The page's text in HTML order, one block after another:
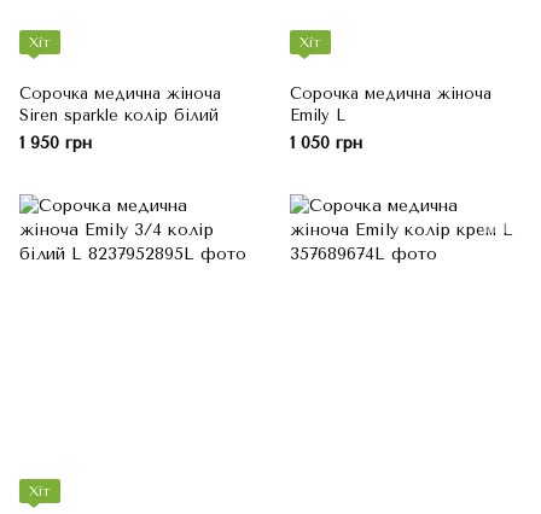
Хіт
Сорочка медична жіноча
Siren sparkle колір білий
1 950 грн
Хіт
Сорочка медична жіноча
Emily L
1 050 грн
Хіт